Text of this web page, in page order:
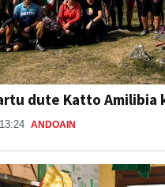
dute Katto Amilibia
ANDOAIN